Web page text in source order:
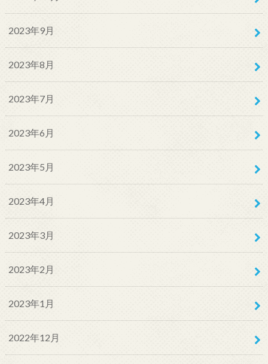
2023年9月
2023年8月
2023年7月
2023年6月
2023年5月
2023年4月
2023年3月
2023年2月
2023年1月
2022年12月